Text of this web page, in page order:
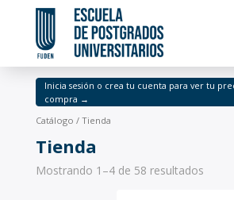
Catálogo / Tienda
Tienda
Inicia sesión o crea tu cuenta para ver tu
compra →
Mostrando 1–4 de 58 resultados